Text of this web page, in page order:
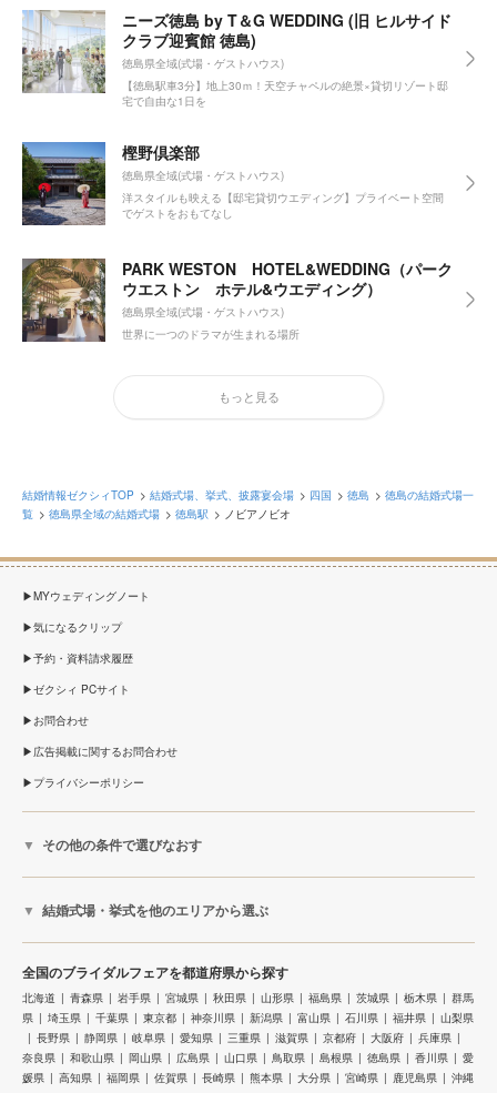
ニーズ徳島 by T＆G WEDDING (旧 ヒルサイド
クラブ迎賓館 徳島)
徳島県全域(式場・ゲストハウス)
【徳島駅車3分】地上30ｍ！天空チャペルの絶景×貸切リゾート邸
宅で自由な1日を
樫野倶楽部
徳島県全域(式場・ゲストハウス)
洋スタイルも映える【邸宅貸切ウエディング】プライベート空間
でゲストをおもてなし
PARK WESTON HOTEL&WEDDING（パーク
ウエストン ホテル&ウエディング）
徳島県全域(式場・ゲストハウス)
世界に一つのドラマが生まれる場所
もっと見る
結婚情報ゼクシィTOP 結婚式場、挙式、披露宴会場 四国 徳島
徳島の結婚式場一
覧
徳島県全域の結婚式場 徳島駅 ノビアノビオ
MYウェディングノート
気になるクリップ
予約・資料請求履歴
ゼクシィ PCサイト
お問合わせ
広告掲載に関するお問合わせ
プライバシーポリシー
その他の条件で選びなおす
結婚式場・挙式を他のエリアから選ぶ
全国のブライダルフェアを都道府県から探す
北海道 青森県 岩手県 宮城県 秋田県 山形県 福島県 茨城県 栃木県
群馬
県
埼玉県 千葉県 東京都 神奈川県 新潟県 富山県 石川県 福井県
山梨県
長野県
静岡県 岐阜県 愛知県 三重県 滋賀県 京都府 大阪府
兵庫県
奈良県
和歌山県 岡山県 広島県 山口県 鳥取県 島根県 徳島県 香川県
愛
媛県
高知県 福岡県 佐賀県 長崎県 熊本県 大分県 宮崎県 鹿児島県
沖縄